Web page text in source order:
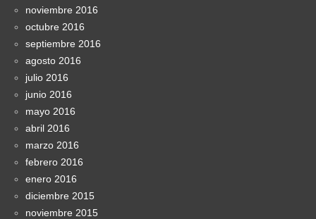
noviembre 2016
octubre 2016
septiembre 2016
agosto 2016
julio 2016
junio 2016
mayo 2016
abril 2016
marzo 2016
febrero 2016
enero 2016
diciembre 2015
noviembre 2015